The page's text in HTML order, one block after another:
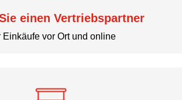
einen Vertriebspartner
Einkäufe vor Ort und online